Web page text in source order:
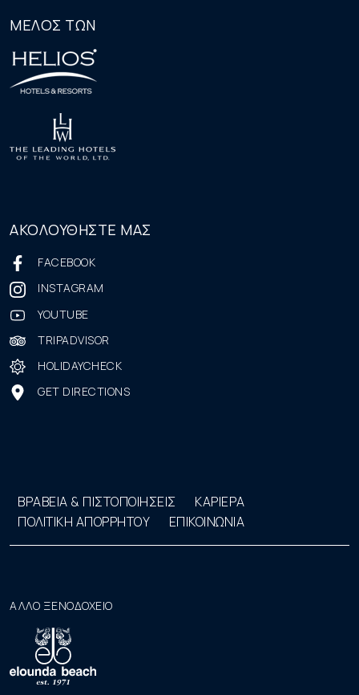
ΜΕΛΟΣ ΤΩΝ
ΑΚΟΛΟΥΘΗΣΤΕ ΜΑΣ
FACEBOOK
INSTAGRAM
YOUTUBE
TRIPADVISOR
HOLIDAYCHECK
GET DIRECTIONS
ΒΡΑΒΕΙΑ & ΠΙΣΤΟΠΟΙΗΣΕΙΣ
ΚΑΡΙΕΡΑ
ΠΟΛΙΤΙΚΗ ΑΠΟΡΡΗΤΟΥ
ΕΠΙΚΟΙΝΩΝΙΑ
ΑΛΛΟ ΞΕΝΟΔΟΧΕΙΟ